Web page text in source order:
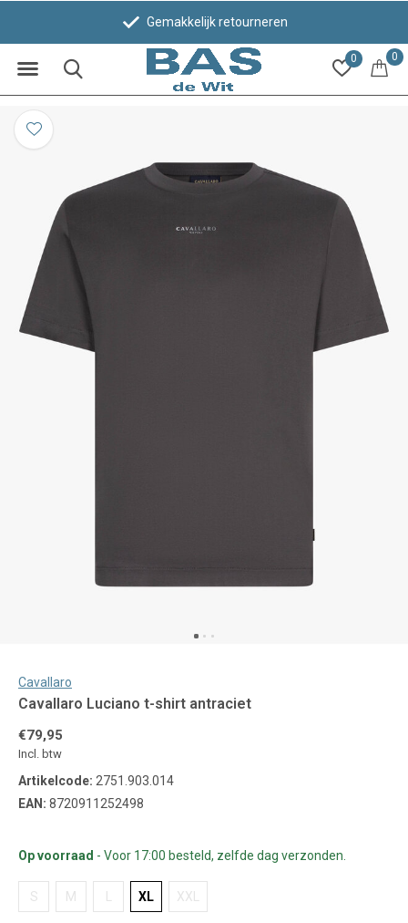
0 0
Gemakkelijk retourneren
Cavallaro
Cavallaro Luciano t-shirt antraciet
€79,95
Incl. btw
Artikelcode: 2751.903.014
EAN: 8720911252498
Op voorraad - Voor 17:00 besteld, zelfde dag verzonden.
S M XL XXL